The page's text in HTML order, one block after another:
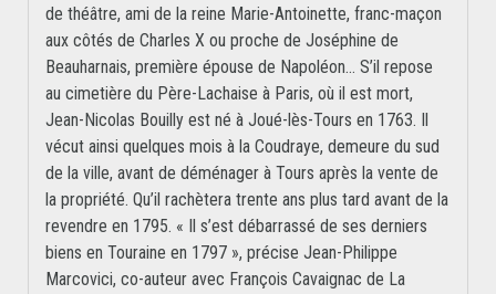
de théâtre, ami de la reine Marie-Antoinette, franc-maçon
aux côtés de Charles X ou proche de Joséphine de
Beauharnais, première épouse de Napoléon… S’il repose
au cimetière du Père-Lachaise à Paris, où il est mort,
Jean-Nicolas Bouilly est né à Joué-lès-Tours en 1763. Il
vécut ainsi quelques mois à la Coudraye, demeure du sud
de la ville, avant de déménager à Tours après la vente de
la propriété. Qu’il rachètera trente ans plus tard avant de la
revendre en 1795. « Il s’est débarrassé de ses derniers
biens en Touraine en 1797 », précise Jean-Philippe
Marcovici, co-auteur avec François Cavaignac de La